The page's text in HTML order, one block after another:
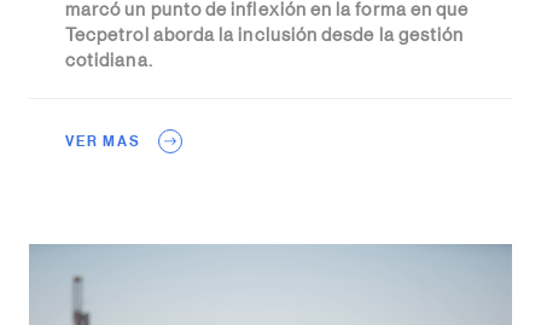
marcó un punto de inflexión en la forma en que
Tecpetrol aborda la inclusión desde la gestión
cotidiana.
VER MAS